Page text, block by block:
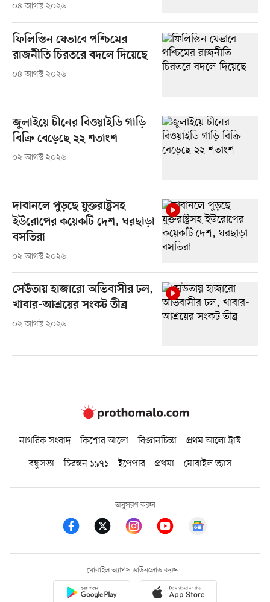
০৪ আগস্ট ২০২৬
ফিলিস্তিন যেভাবে পশ্চিমের
রাজনীতি চিরতরে বদলে দিয়েছে
০৪ আগস্ট ২০২৬
জুলাইয়ে চীনের বিওয়াইডি গাড়ি
বিক্রি বেড়েছে ২২ শতাংশ
০২ আগস্ট ২০২৬
দাবানলে পুড়ছে যুক্তরাষ্ট্রসহ
ইউরোপের কয়েকটি দেশ, ঘরছাড়া
বসতিরা
০২ আগস্ট ২০২৬
সেউতায় হাজারো অভিবাসীর ঢল,
খাবার-আশ্রয়ের সংকট তীব্র
০২ আগস্ট ২০২৬
নাগরিক সংবাদ কিশোর আলো বিজ্ঞানচিন্তা
প্রথম আলো ট্রাস্ট
বন্ধুসভা
চিরন্তন ১৯৭১ ইপেপার প্রথমা মোবাইল ভ্যাস
অনুসরণ করুন
মোবাইল অ্যাপস ডাউনলোড করুন